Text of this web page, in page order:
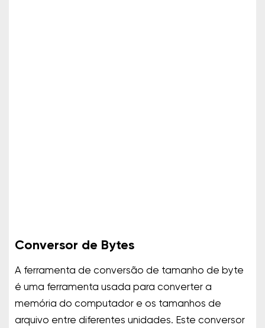
Conversor de Bytes
A ferramenta de conversão de tamanho de byte
é uma ferramenta usada para converter a
memória do computador e os tamanhos de
arquivo entre diferentes unidades. Este conversor